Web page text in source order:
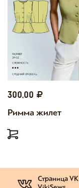
300,00
Римма жилет
Страница VK